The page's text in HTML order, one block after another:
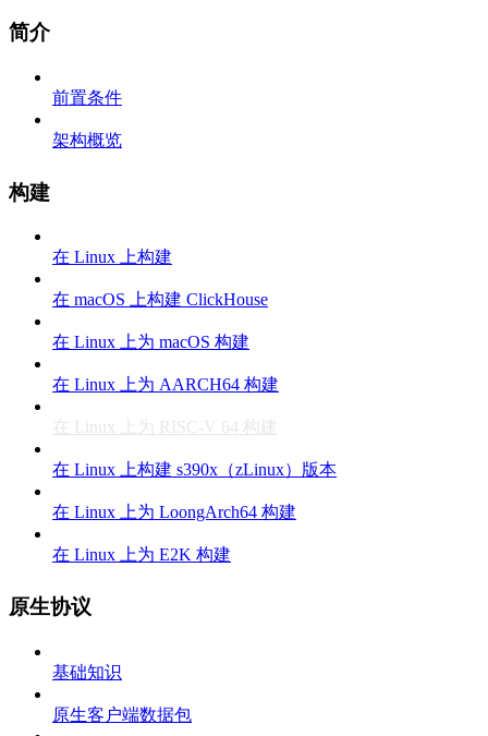
简介
前置条件
架构概览
构建
在 Linux 上构建
在 macOS 上构建 ClickHouse
在 Linux 上为 macOS 构建
在 Linux 上为 AARCH64 构建
在 Linux 上为 RISC-V 64 构建
在 Linux 上构建 s390x（zLinux）版本
在 Linux 上为 LoongArch64 构建
在 Linux 上为 E2K 构建
原生协议
基础知识
原生客户端数据包